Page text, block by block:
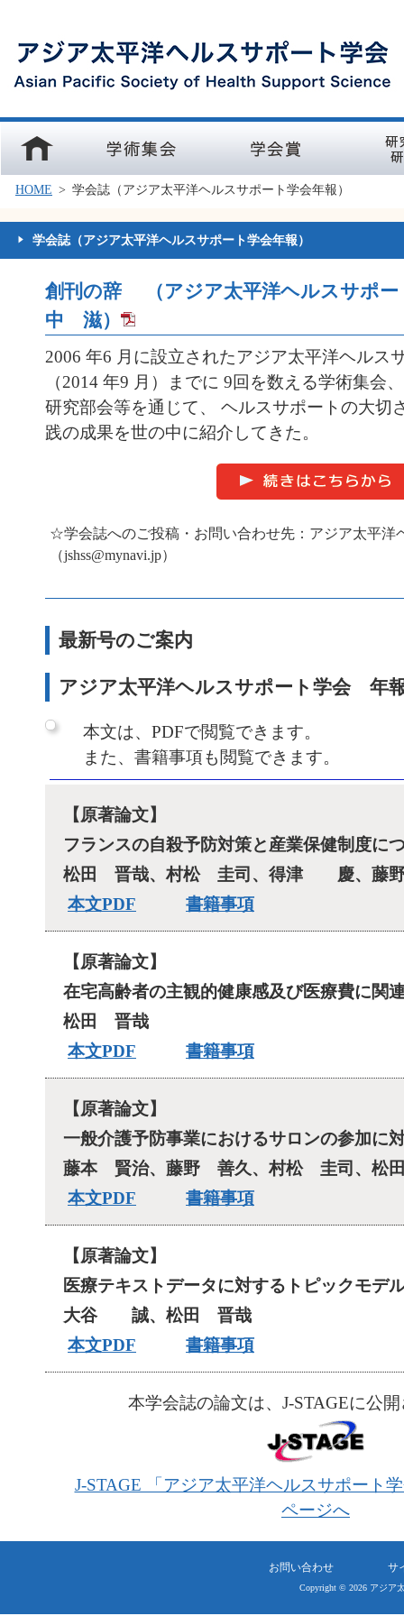
ホーム 学術集会 学会賞
HOME > 学会誌（アジア太平洋ヘルスサポート学会年報）
学会誌（アジア太平洋ヘルスサポート学会年報）
創刊の辞 （アジア太平洋ヘルスサポ
中 滋）
2006 年6 月に設立されたアジア太平洋ヘルス
（2014 年9 月）までに 9回を数える学術集会
研究部会等を通じて、 ヘルスサポートの大切
践の成果を世の中に紹介してきた。
☆学会誌へのご投稿・お問い合わせ先：アジア太平洋
（jshss@mynavi.jp）
最新号のご案内
アジア太平洋ヘルスサポート学会 年
本文は、PDFで閲覧できます。
また、書籍事項も閲覧できます。
【原著論文】
フランスの自殺予防対策と産業保健制度に
松田 晋哉、村松 圭司、得津 慶、藤
本文PDF
書籍事項
【原著論文】
在宅高齢者の主観的健康感及び医療費に関
松田 晋哉
本文PDF
書籍事項
【原著論文】
一般介護予防事業におけるサロンの参加に
藤本 賢治、藤野 善久、村松 圭司、松
本文PDF
書籍事項
【原著論文】
医療テキストデータに対するトピックモデ
大谷 誠、松田 晋哉
本文PDF
書籍事項
本学会誌の論文は、J-STAGEに公
J-STAGE 「アジア太平洋ヘルスサポート
ページへ
お問い合わせ サ
Copyright © 2026 アジア